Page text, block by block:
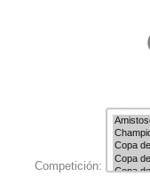
Competición: